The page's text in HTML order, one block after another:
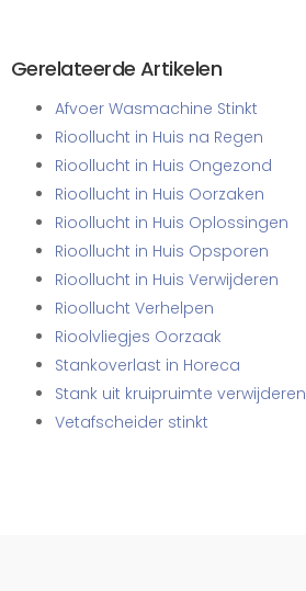
Gerelateerde Artikelen
Afvoer Wasmachine Stinkt
Rioollucht in Huis na Regen
Rioollucht in Huis Ongezond
Rioollucht in Huis Oorzaken
Rioollucht in Huis Oplossingen
Rioollucht in Huis Opsporen
Rioollucht in Huis Verwijderen
Rioollucht Verhelpen
Rioolvliegjes Oorzaak
Stankoverlast in Horeca
Stank uit kruipruimte verwijderen
Vetafscheider stinkt